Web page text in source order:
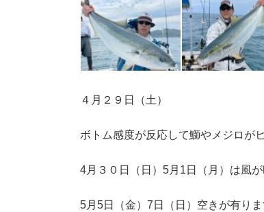
４月２９日（土）
ボトム感度が反応して鰤やメジロが
4月３０日（日）5月1日（月）は風が
5月5日（金）7日（日）空きが有り